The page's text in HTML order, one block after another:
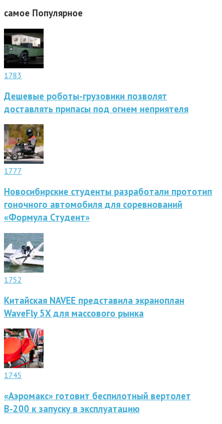
самое Популярное
1783
Дешевые роботы-грузовики позволят
доставлять припасы под огнем неприятеля
1777
Новосибирские студенты разработали прототип
гоночного автомобиля для соревнований
«Формула Студент»
1752
Китайская NAVEE представила экраноплан
WaveFly 5X для массового рынка
1745
«Аэромакс» готовит беспилотный вертолет
В-200 к запуску в эксплуатацию